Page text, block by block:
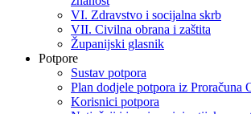
VI. Zdravstvo i socijalna skrb
VII. Civilna obrana i zaštita
Županijski glasnik
Potpore
Sustav potpora
Plan dodjele potpora iz Proračuna
Korisnici potpora